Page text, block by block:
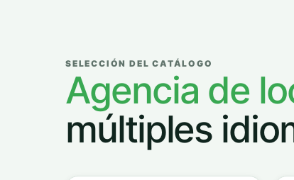
SELECCIÓN DEL CATÁLOGO
Agencia de
múltiples